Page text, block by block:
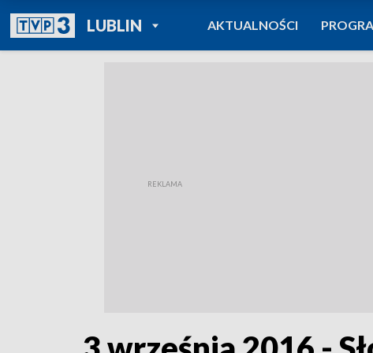
LUBLINPOWRÓT DO
TVP REGIONY
AKTUALNOŚCI